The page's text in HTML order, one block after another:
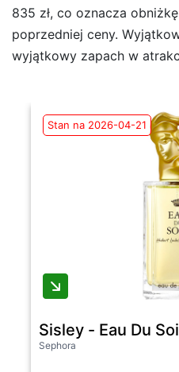
835 zł, co oznacza
poprzedniej ceny.
wyjątkowy zapach w
Stan na 2026-04-21
Sisley - Eau Du
Sephora